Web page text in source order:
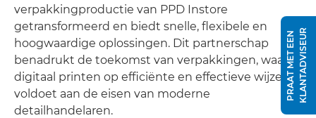
verpakkingproductie van PPD Instore
getransformeerd en biedt snelle, flexibele en
hoogwaardige oplossingen. Dit partnerschap
benadrukt de toekomst van verpakkingen, waarbij
digitaal printen op efficiënte en effectieve wijze
voldoet aan de eisen van moderne
detailhandelaren.
P
R
A
A
T
M
E
T
E
E
N
K
L
A
N
T
A
D
V
I
S
E
UR